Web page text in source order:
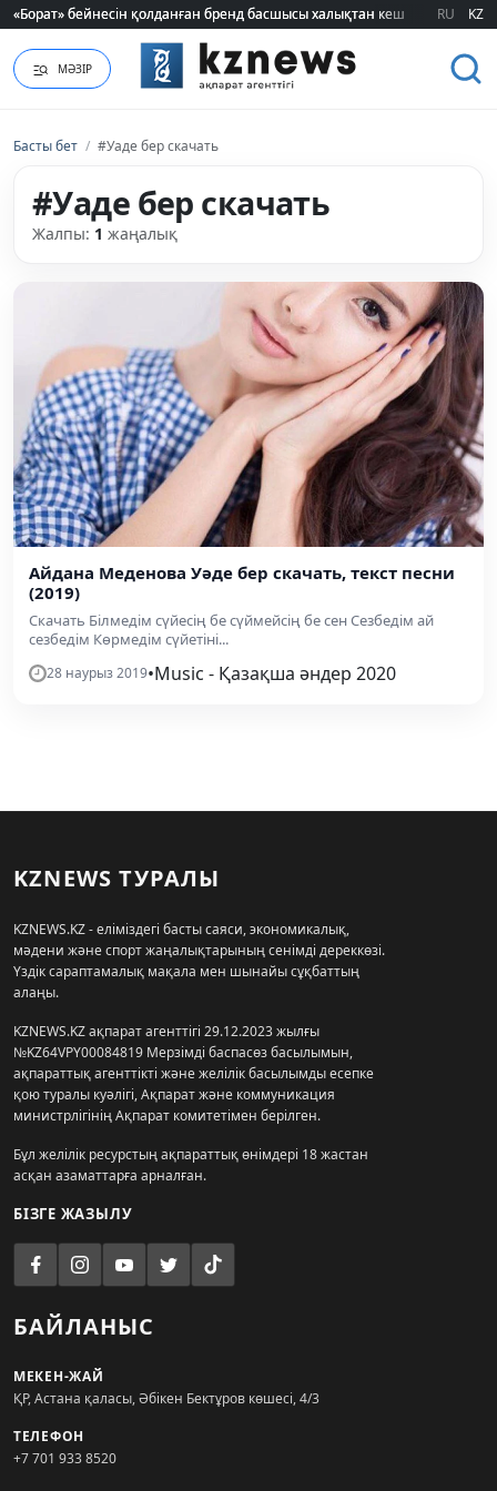
«Борат» бейнесін қолданған бренд басшысы халықтан кешірім сұрады
«Борат» бейнесін қолданған бренд басшысы халықтан кешірім сұрады
RU KZ
МӘЗІР
Басты бет / #Уаде бер скачать
#Уаде бер скачать
Жалпы: 1 жаңалық
Айдана Меденова Уәде бер скачать, текст песни
(2019)
Скачать Білмедім сүйесің бе сүймейсің бе сен Сезбедім ай
сезбедім Көрмедім сүйетіні...
28 наурыз 2019•Music - Қазақша әндер 2020
KZNEWS ТУРАЛЫ
KZNEWS.KZ - еліміздегі басты саяси, экономикалық,
мәдени және спорт жаңалықтарының сенімді дереккөзі.
Үздік сараптамалық мақала мен шынайы сұқбаттың
алаңы.
KZNEWS.KZ ақпарат агенттігі 29.12.2023 жылғы
№KZ64VPY00084819 Мерзімді баспасөз басылымын,
ақпараттық агенттікті және желілік басылымды есепке
қою туралы куәлігі, Ақпарат және коммуникация
министрлігінің Ақпарат комитетімен берілген.
Бұл желілік ресурстың ақпараттық өнімдері 18 жастан
асқан азаматтарға арналған.
БІЗГЕ ЖАЗЫЛУ
БАЙЛАНЫС
МЕКЕН-ЖАЙ
ҚР, Астана қаласы, Әбікен Бектұров көшесі, 4/3
ТЕЛЕФОН
+7 701 933 8520